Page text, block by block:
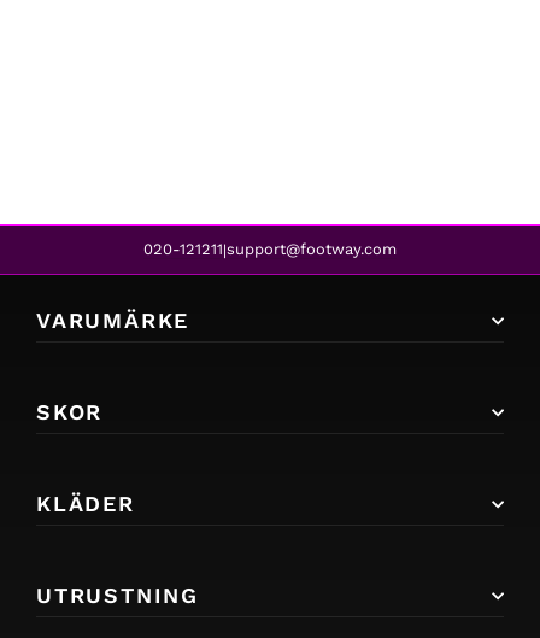
020-121211|support@footway.com
VARUMÄRKE
SKOR
KLÄDER
UTRUSTNING